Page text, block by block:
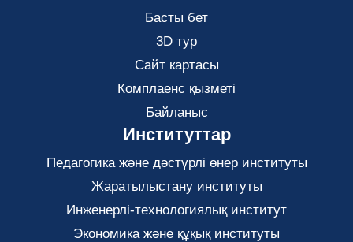
Басты бет
3D тур
Сайт картасы
Комплаенс қызметі
Байланыс
Институттар
Педагогика және дәстүрлі өнер институты
Жаратылыстану институты
Инженерлі-технологиялық институт
Экономика және құқық институты